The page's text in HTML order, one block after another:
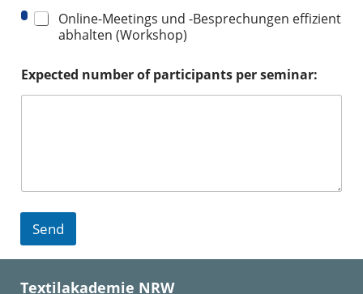
Online-Meetings und -Besprechungen effizient
abhalten (Workshop)
Expected number of participants per seminar:
Send
Textilakademie NRW